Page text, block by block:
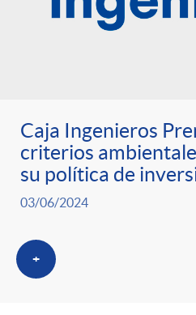
Caja Ingenieros
criterios
su política de
03/06/2024
+